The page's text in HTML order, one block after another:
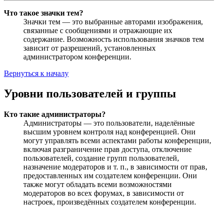
Что такое значки тем?
Значки тем — это выбранные авторами изображения,
связанные с сообщениями и отражающие их
содержание. Возможность использования значков тем
зависит от разрешений, установленных
администратором конференции.
Вернуться к началу
Уровни пользователей и группы
Кто такие администраторы?
Администраторы — это пользователи, наделённые
высшим уровнем контроля над конференцией. Они
могут управлять всеми аспектами работы конференции,
включая разграничение прав доступа, отключение
пользователей, создание групп пользователей,
назначение модераторов и т. п., в зависимости от прав,
предоставленных им создателем конференции. Они
также могут обладать всеми возможностями
модераторов во всех форумах, в зависимости от
настроек, произведённых создателем конференции.